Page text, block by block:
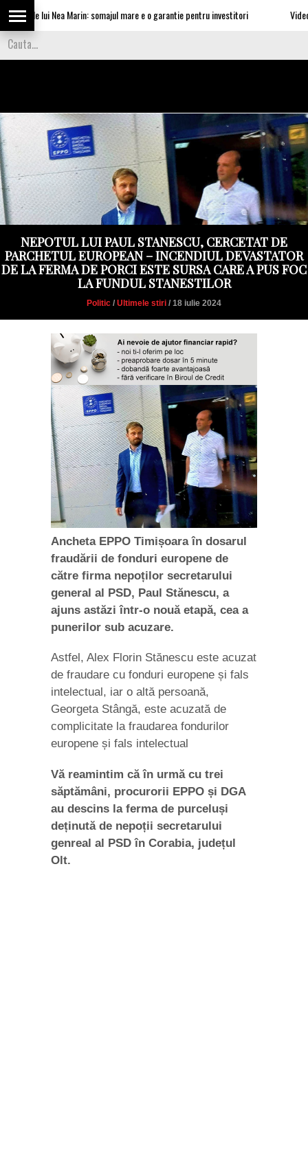
lui Nea Marin: somajul mare e o garantie pentru investitori Video Cea
NEPOTUL LUI PAUL STANESCU, CERCETAT DE
PARCHETUL EUROPEAN – INCENDIUL DEVASTATOR
DE LA FERMA DE PORCI ESTE SURSA CARE A PUS FOC
LA FUNDUL STANESTILOR
Politic / Ultimele stiri / 18 iulie 2024
Ancheta EPPO Timișoara în dosarul
fraudării de fonduri europene de
către firma nepoților secretarului
general al PSD, Paul Stănescu, a
ajuns astăzi într-o nouă etapă, cea a
punerilor sub acuzare.
Astfel, Alex Florin Stănescu este acuzat
de fraudare cu fonduri europene și fals
intelectual, iar o altă persoană,
Georgeta Stângă, este acuzată de
complicitate la fraudarea fondurilor
europene și fals intelectual
Vă reamintim că în urmă cu trei
săptămâni, procurorii EPPO și DGA
au descins la ferma de purceluși
deținută de nepoții secretarului
genreal al PSD în Corabia, județul
Olt.